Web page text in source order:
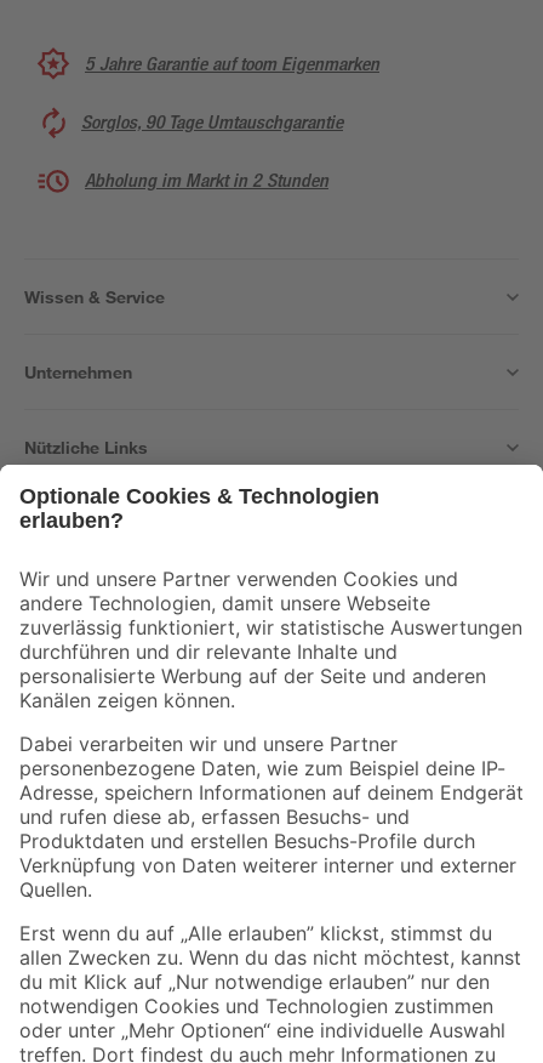
5 Jahre Garantie auf toom Eigenmarken
Sorglos, 90 Tage Umtauschgarantie
Abholung im Markt in 2 Stunden
Wissen & Service
Unternehmen
Nützliche Links
Der toom Newsletter: Keine Angebote und Aktionen mehr verpassen!
Zur Newsletter Anmeldung
Folge uns
Zahlungsarten Versandarten
Sicher einkaufen
Jetzt die toom-App herunterladen